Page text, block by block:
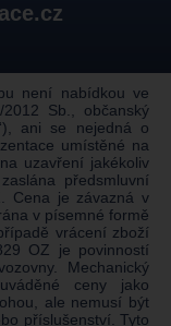
není nabídkou ve
Sb., občanský
ani se nejedná o
umístěné na
uzavření jakékoliv
předsmluvní
Cena je závazná v
v písemné formě
vrácení zboží
OZ je povinností
Mechanický
ceny jako
ale nemusí být
příslušenství. Tyto